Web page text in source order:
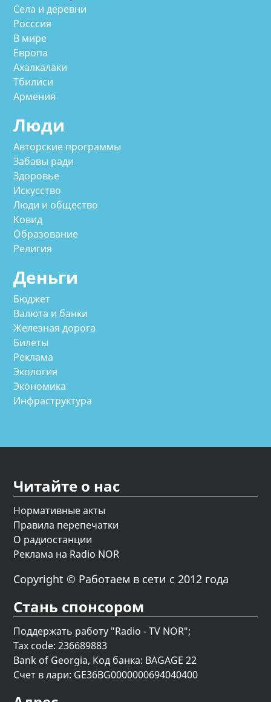
Села и деревни
Росссия
В мире
Европа
Ахалкалаки
Тбилиси
Армения
Люди
Авторские программы
Забавы ради
Здоровье
Искусство
Люди и общество
Ковид
Образование
Религия
Деньги
Бюджет
Валюта и банки
Железная дорога
Билеты
Реклама
Экология
Экономика
Инфраструктура
Читайте о нас
Нормативные акты
Правила перепечатки
О радиостанции
Реклама на Radio NOR
Copyright © Работаем в сети с 2012 года
Стань спонсором
Поддержать работу "Radio - TV NOR";
Tax code: 236689883
Bank of Georgia, Код банка: BAGAGE 22
Счет в лари: GE36BG0000000694040400